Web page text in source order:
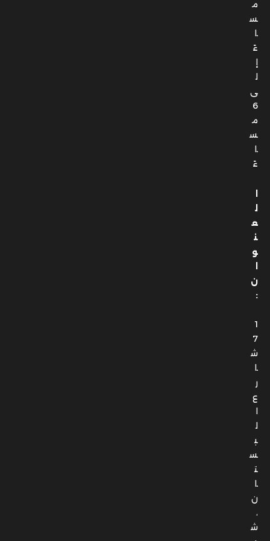
م
س
ا
ءً
إ
ل
ى
6
م
س
ا
ءً
ل
ع
ن
و
ن
:
1
7
ش
ا
ر
ع
ا
ل
ب
س
ت
ا
ن
،
ش